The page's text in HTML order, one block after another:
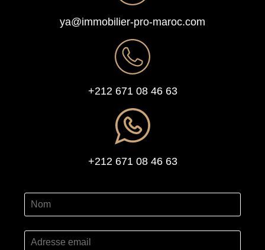
ya@immobilier-pro-maroc.com
+212 671 08 46 63
+212 671 08 46 63